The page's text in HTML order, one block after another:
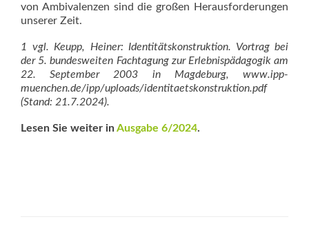
von Ambivalenzen sind die großen Herausforderungen
unserer Zeit.
1 vgl. Keupp, Heiner: Identitätskonstruktion. Vortrag bei
der 5. bundesweiten Fachtagung zur Erlebnispädagogik am
22. September 2003 in Magdeburg, www.ipp-
muenchen.de/ipp/uploads/identitaetskonstruktion.pdf
(Stand: 21.7.2024).
Lesen Sie weiter inAusgabe 6/2024.